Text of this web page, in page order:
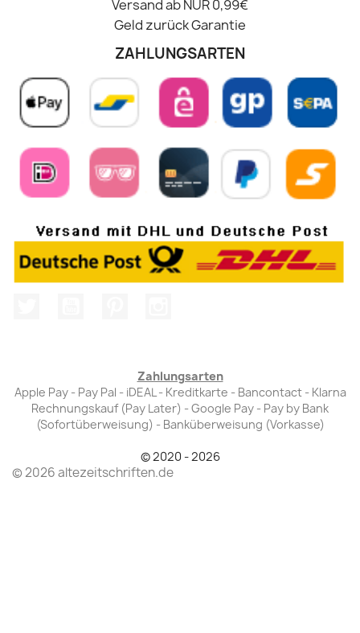
Versand ab NUR 0,99€
Geld zurück Garantie
ZAHLUNGSARTEN
Zahlungsarten
Apple Pay - Pay Pal - iDEAL - Kreditkarte - Bancontact - Klarna
Rechnungskauf (Pay Later) - Google Pay - Pay by Bank
(Sofortüberweisung) - Banküberweisung (Vorkasse)
© 2020 - 2026
© 2026 altezeitschriften.de